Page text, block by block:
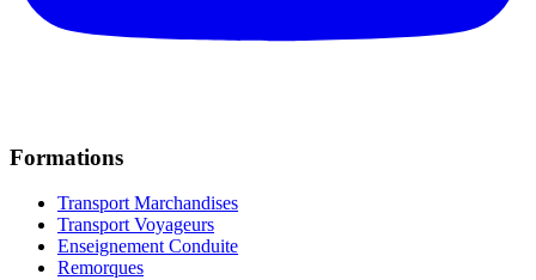
Formations
Transport Marchandises
Transport Voyageurs
Enseignement Conduite
Remorques